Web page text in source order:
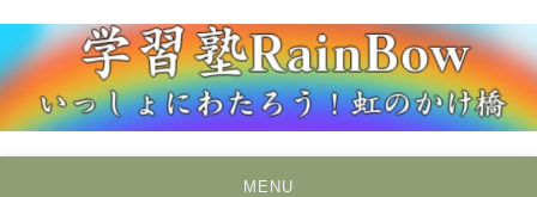
to
content
学習塾RainBow
MENU